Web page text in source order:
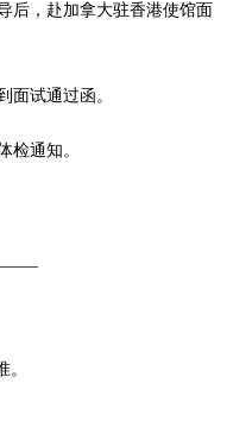
后，赴加拿大驻香港使馆面
面试通过函。
检通知。
。